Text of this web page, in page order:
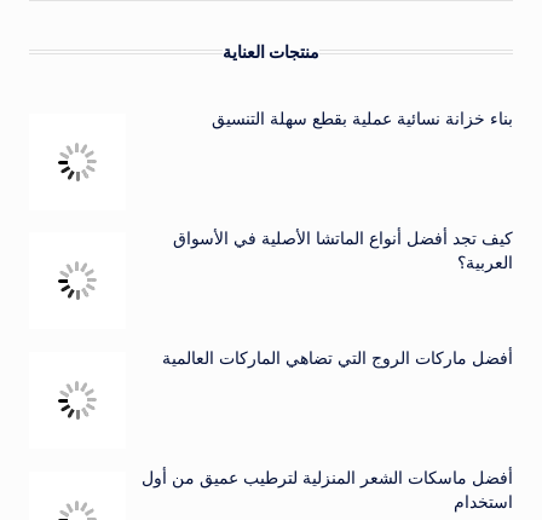
منتجات العناية
بناء خزانة نسائية عملية بقطع سهلة التنسيق
كيف تجد أفضل أنواع الماتشا الأصلية في الأسواق
العربية؟
أفضل ماركات الروج التي تضاهي الماركات العالمية
أفضل ماسكات الشعر المنزلية لترطيب عميق من أول
استخدام